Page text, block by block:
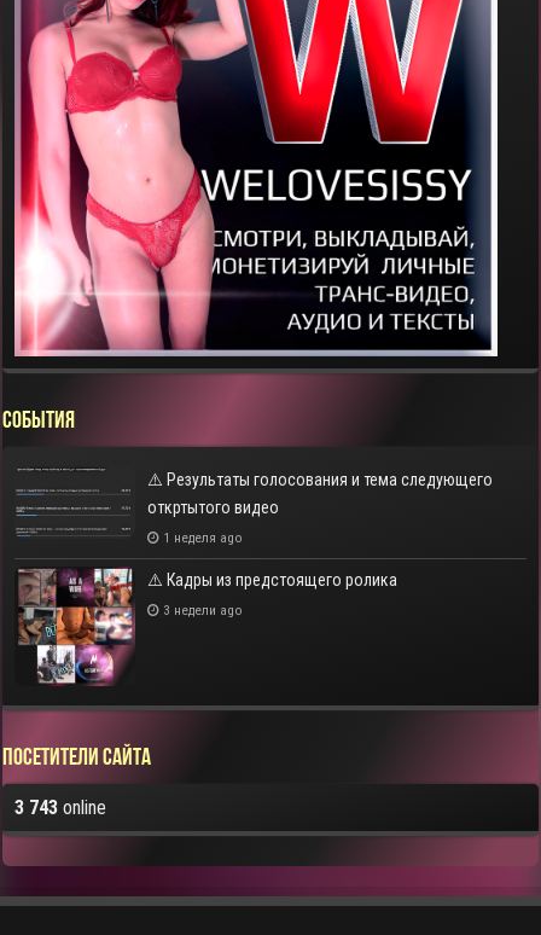
СОБЫТИЯ
⚠️ Результаты голосования и тема следующего
откртытого видео
1 неделя ago
⚠️ Кадры из предстоящего ролика
3 недели ago
Посетители сайта
3 743 online